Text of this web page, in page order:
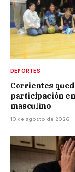
DEPORTES
Corrientes
participación
masculino
10 de agosto de 2026